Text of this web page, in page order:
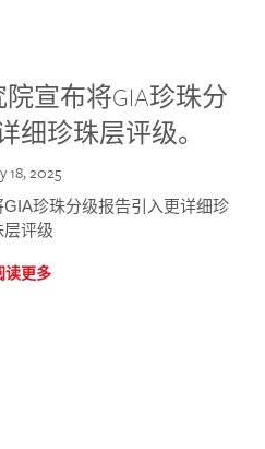
宣布将GIA珍珠分
细珍珠层评级。
18, 2025
珍珠分级报告引入更详细珍
层评级
读更多